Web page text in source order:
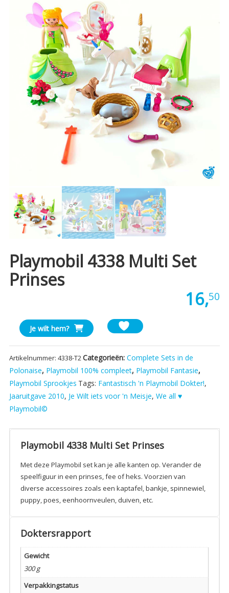
Playmobil 4338 Multi Set
Prinses
16,50
Playmobil
4338
Multi
Set
Prinses
aantal
Je wilt hem?
Artikelnummer: 4338-T2Categorieën: Complete Sets in de
Polonaise, Playmobil 100% compleet, Playmobil Fantasie,
Playmobil Sprookjes Tags: Fantastisch 'n Playmobil Dokter!,
Jaaruitgave 2010, Je Wilt iets voor 'n Meisje, We all ♥
Playmobil©
Playmobil 4338 Multi Set Prinses
Met deze Playmobil set kan je alle kanten op. Verander de
speelfiguur in een prinses, fee of heks. Voorzien van
diverse accessoires zoals een kaptafel, bankje, spinnewiel,
puppy, poes, eenhoornveulen, duiven, etc.
Doktersrapport
Gewicht
300 g
Verpakkingstatus